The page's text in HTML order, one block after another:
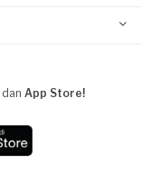
dan App Store!